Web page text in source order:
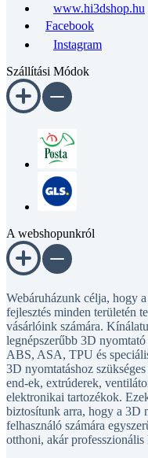
www.hi3dshop.hu
Facebook
Instagram
Szállítási Módok
A webshopunkról
Webáruházunk célja, hogy
fejlesztés minden területén
vásárlóink számára.
legnépszerűbb 3D
ABS, ASA, TPU és
3D nyomtatáshoz
end-ek, extrúderek,
elektronikai tartozékok.
biztosítunk arra, hogy a 3D
felhasználó számára
otthoni, akár